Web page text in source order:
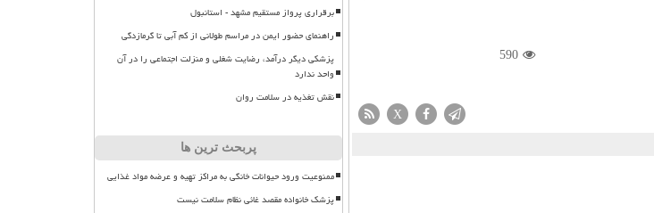
590
X
برقراری پرواز مستقیم مشهد - استانبول
راهنمای حضور ایمن در مراسم طولانی از کم آبی تا گرمازدگی
پزشکی دیگر درآمد، رضایت شغلی و منزلت اجتماعی را در آن
واحد ندارد
نقش تغذیه در سلامت روان
پربحث ترین ها
ممنوعیت ورود حیوانات خانگی به مراکز تهیه و عرضه مواد غذایی
پزشک خانواده مقصد غائی نظام سلامت نیست